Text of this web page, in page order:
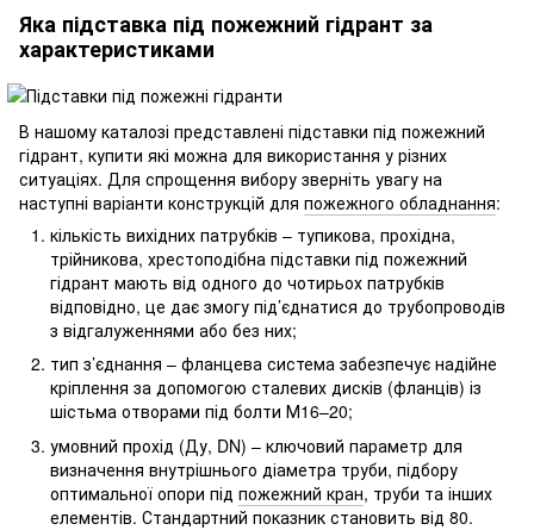
Яка підставка під пожежний гідрант за
характеристиками
В нашому каталозі представлені підставки під пожежний
гідрант, купити які можна для використання у різних
ситуаціях. Для спрощення вибору зверніть увагу на
наступні варіанти конструкцій для пожежного обладнання:
кількість вихідних патрубків – тупикова, прохідна,
трійникова, хрестоподібна підставки під пожежний
гідрант мають від одного до чотирьох патрубків
відповідно, це дає змогу під’єднатися до трубопроводів
з відгалуженнями або без них;
тип з’єднання – фланцева система забезпечує надійне
кріплення за допомогою сталевих дисків (фланців) із
шістьма отворами під болти М16–20;
умовний прохід (Ду, DN) – ключовий параметр для
визначення внутрішнього діаметра труби, підбору
оптимальної опори під пожежний кран, труби та інших
елементів. Стандартний показник становить від 80.